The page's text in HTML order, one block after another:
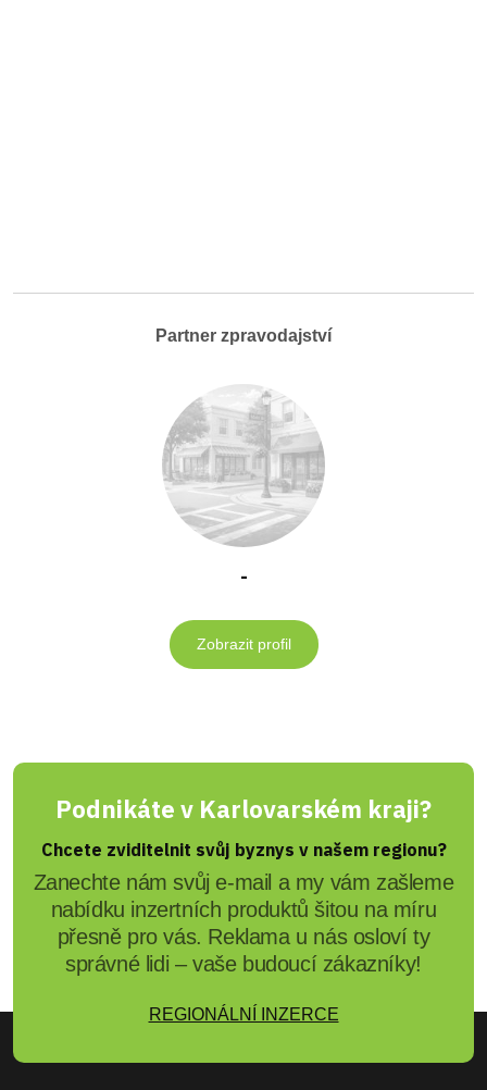
Partner zpravodajství
-
Zobrazit profil
Podnikáte v Karlovarském kraji?
Chcete zviditelnit svůj byznys v našem regionu?
Zanechte nám svůj e-mail a my vám zašleme
nabídku inzertních produktů šitou na míru
přesně pro vás. Reklama u nás osloví ty
správné lidi – vaše budoucí zákazníky!
REGIONÁLNÍ INZERCE